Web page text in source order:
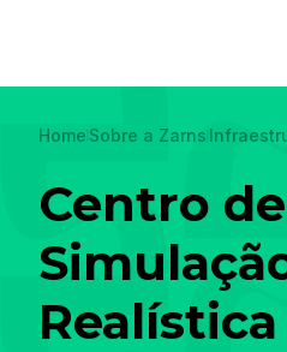
Home Sobre a Zarns
Centro de
Realística